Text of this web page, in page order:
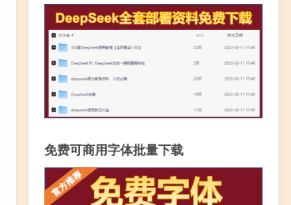
免费可商用字体批量下载